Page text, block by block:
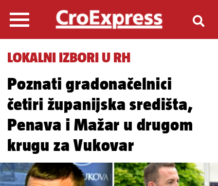
LOKALNI IZBORI U RH
Poznati gradonačelnici
četiri županijska središta,
Penava i Mažar u drugom
krugu za Vukovar